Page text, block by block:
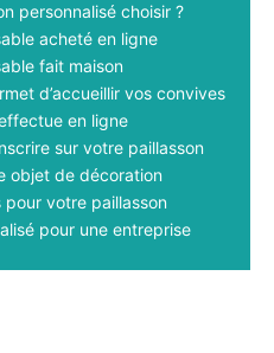
personnalisé choisir ?
acheté en ligne
fait maison
d’accueillir vos convives
en ligne
sur votre paillasson
objet de décoration
pour votre paillasson
pour une entreprise